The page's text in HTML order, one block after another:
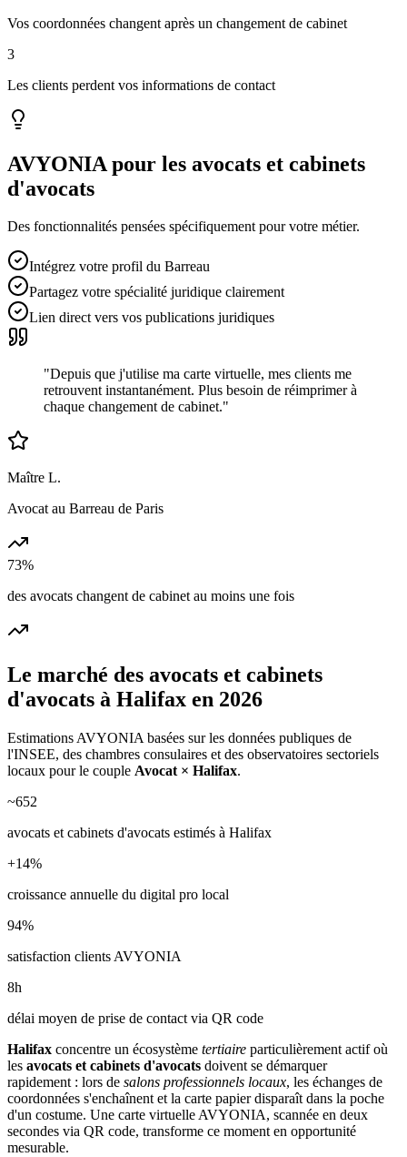
Vos coordonnées changent après un changement de cabinet
3
Les clients perdent vos informations de contact
AVYONIA pour les avocats et cabinets
d'avocats
Des fonctionnalités pensées spécifiquement pour votre métier.
Intégrez votre profil du Barreau
Partagez votre spécialité juridique clairement
Lien direct vers vos publications juridiques
"Depuis que j'utilise ma carte virtuelle, mes clients me
retrouvent instantanément. Plus besoin de réimprimer à
chaque changement de cabinet."
Maître L.
Avocat au Barreau de Paris
73%
des avocats changent de cabinet au moins une fois
Le marché des avocats et cabinets
d'avocats à Halifax en 2026
Estimations AVYONIA basées sur les données publiques de
l'INSEE, des chambres consulaires et des observatoires sectoriels
locaux pour le couple Avocat × Halifax.
~652
avocats et cabinets d'avocats estimés à Halifax
+14%
croissance annuelle du digital pro local
94%
satisfaction clients AVYONIA
8h
délai moyen de prise de contact via QR code
Halifax concentre un écosystème tertiaire particulièrement actif où
les avocats et cabinets d'avocats doivent se démarquer
rapidement : lors de salons professionnels locaux, les échanges de
coordonnées s'enchaînent et la carte papier disparaît dans la poche
d'un costume. Une carte virtuelle AVYONIA, scannée en deux
secondes via QR code, transforme ce moment en opportunité
mesurable.